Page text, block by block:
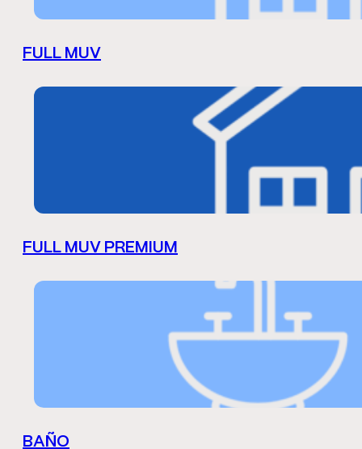
FULL MUV
FULL MUV PREMIUM
BAÑO